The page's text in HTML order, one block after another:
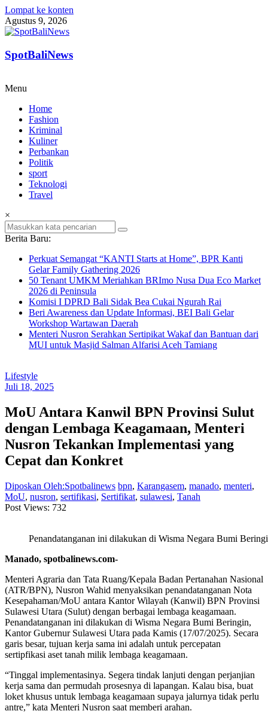
Lompat ke konten
Agustus 9, 2026
SpotBaliNews
Menu
Home
Fashion
Kriminal
Kuliner
Perbankan
Politik
sport
Teknologi
Travel
×
Berita Baru:
Perkuat Semangat “KANTI Starts at Home”, BPR Kanti
Gelar Family Gathering 2026
50 Tenant UMKM Meriahkan BRImo Nusa Dua Eco Market
2026 di Peninsula
Komisi I DPRD Bali Sidak Bea Cukai Ngurah Rai
Beri Awareness dan Update Informasi, BEI Bali Gelar
Workshop Wartawan Daerah
Menteri Nusron Serahkan Sertipikat Wakaf dan Bantuan dari
MUI untuk Masjid Salman Alfarisi Aceh Tamiang
Lifestyle
Juli 18, 2025
MoU Antara Kanwil BPN Provinsi Sulut
dengan Lembaga Keagamaan, Menteri
Nusron Tekankan Implementasi yang
Cepat dan Konkret
Diposkan Oleh:Spotbalinews bpn, Karangasem, manado, menteri,
MoU, nusron, sertifikasi, Sertifikat, sulawesi, Tanah
Post Views: 732
Penandatanganan ini dilakukan di Wisma Negara Bumi
Manado, spotbalinews.com-
Menteri Agraria dan Tata Ruang/Kepala Badan Pertanahan Nasional
(ATR/BPN), Nusron Wahid menyaksikan penandatanganan Nota
Kesepahaman/MoU antara Kantor Wilayah (Kanwil) BPN Provinsi
Sulawesi Utara (Sulut) dengan berbagai lembaga keagamaan.
Penandatanganan ini dilakukan di Wisma Negara Bumi Beringin,
Kantor Gubernur Sulawesi Utara pada Kamis (17/07/2025). Secara
garis besar, tujuan kerja sama ini adalah untuk percepatan
sertipfikasi aset tanah milik lembaga keagamaan.
“Tinggal implementasinya. Segera tindak lanjuti dengan perjanjian
kerja sama dan permudah prosesnya di lapangan. Kalau bisa, buat
loket khusus untuk lembaga keagamaan supaya jalurnya tidak perlu
antre,” kata Menteri Nusron saat memberi arahan.